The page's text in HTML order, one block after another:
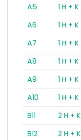
A5
1 H + K
A6
1 H + K
A7
1 H + K
A8
1 H + K
A9
1 H + K
A10
1 H + K
B11
2 H + K
B12
2 H + K